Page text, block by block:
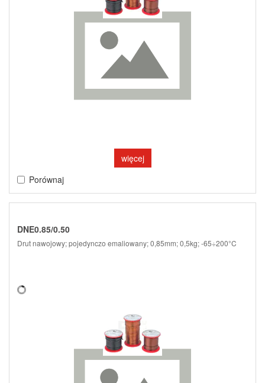
więcej
Porównaj
DNE0.85/0.50
Drut nawojowy; pojedynczo emaliowany; 0,85mm; 0,5kg; -65÷200°C